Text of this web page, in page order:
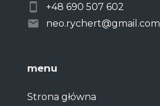
+48 690 507 602
neo.rychert@gmail.com
menu
Strona główna